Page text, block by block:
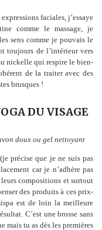
faciales, j’essaye
comme le massage, je
sens comme je pouvais le
toujours de l’intérieur vers
nickelle qui respire le bien-
de la traiter avec des
brusques !
DU VISAGE
doux ou gel nettoyant
précise que je ne suis pas
car je n’adhère pas
compositions et surtout
des produits à ces prix-
est de loin la meilleure
C’est une brosse sans
mais tu as dès les premières